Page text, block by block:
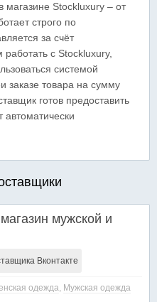
Stockluxury – от
строго по
за счёт
с Stockluxury,
системой
заказе товара на сумму
готов предоставить
автоматически
мужской и
Вконтакте
одежда, Мужская одежда